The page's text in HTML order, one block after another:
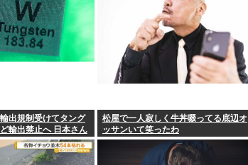
出規制受けてタング
輸出禁止へ 日本さん
れる形に
松屋で一人寂しく牛丼啜ってる底辺オ
ッサンいて笑ったわ